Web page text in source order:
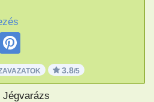
3.8/5
Jégvarázs